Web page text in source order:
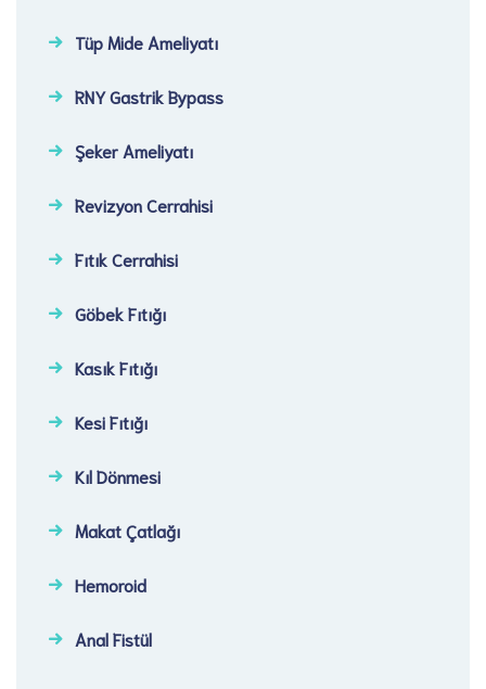
Tüp Mide Ameliyatı
RNY Gastrik Bypass
Şeker Ameliyatı​
Revizyon Cerrahisi​
Fıtık Cerrahisi​
Göbek Fıtığı​
Kasık Fıtığı​
Kesi Fıtığı​
Kıl Dönmesi
Makat Çatlağı
Hemoroid
Anal Fistül